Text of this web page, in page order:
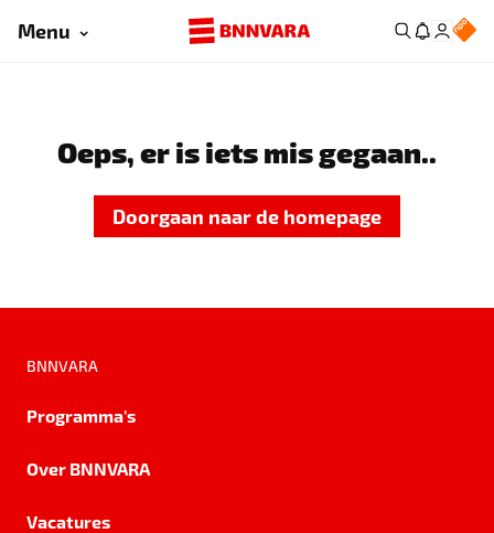
Menu
Oeps, er is iets mis gegaan..
Doorgaan naar de homepage
BNNVARA
Programma's
Over BNNVARA
Vacatures